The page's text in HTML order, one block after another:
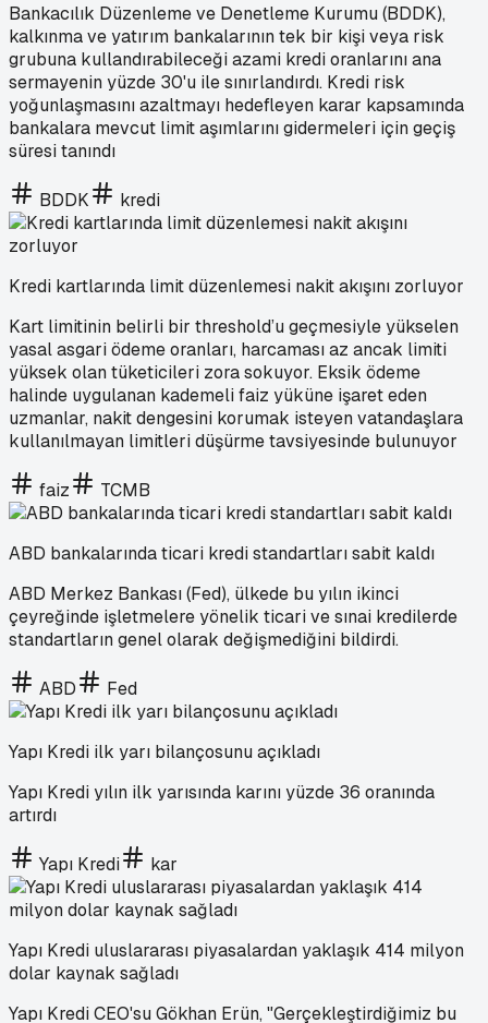
Bankacılık Düzenleme ve Denetleme Kurumu (BDDK),
kalkınma ve yatırım bankalarının tek bir kişi veya risk
grubuna kullandırabileceği azami kredi oranlarını ana
sermayenin yüzde 30'u ile sınırlandırdı. Kredi risk
yoğunlaşmasını azaltmayı hedefleyen karar kapsamında
bankalara mevcut limit aşımlarını gidermeleri için geçiş
süresi tanındı
BDDK kredi
Kredi kartlarında limit düzenlemesi nakit akışını zorluyor
Kart limitinin belirli bir threshold’u geçmesiyle yükselen
yasal asgari ödeme oranları, harcaması az ancak limiti
yüksek olan tüketicileri zora sokuyor. Eksik ödeme
halinde uygulanan kademeli faiz yüküne işaret eden
uzmanlar, nakit dengesini korumak isteyen vatandaşlara
kullanılmayan limitleri düşürme tavsiyesinde bulunuyor
faiz TCMB
ABD bankalarında ticari kredi standartları sabit kaldı
ABD Merkez Bankası (Fed), ülkede bu yılın ikinci
çeyreğinde işletmelere yönelik ticari ve sınai kredilerde
standartların genel olarak değişmediğini bildirdi.
ABD Fed
Yapı Kredi ilk yarı bilançosunu açıkladı
Yapı Kredi yılın ilk yarısında karını yüzde 36 oranında
artırdı
Yapı Kredi kar
Yapı Kredi uluslararası piyasalardan yaklaşık 414 milyon
dolar kaynak sağladı
Yapı Kredi CEO'su Gökhan Erün, "Gerçekleştirdiğimiz bu